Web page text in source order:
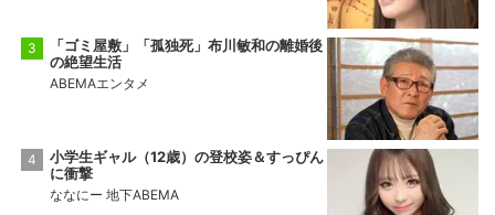
「ゴミ屋敷」「孤独死」布川敏和の離婚後
の絶望生活
ABEMAエンタメ
小学生ギャル（12歳）の登校姿＆すっぴん
に衝撃
ななにー 地下ABEMA